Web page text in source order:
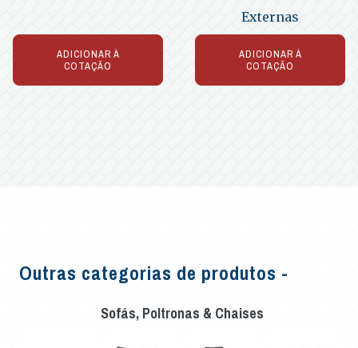
ADICIONAR À
COTAÇÃO
Externas
ADICIONAR À
COTAÇÃO
Outras categorias de produtos -
Sofás, Poltronas & Chaises